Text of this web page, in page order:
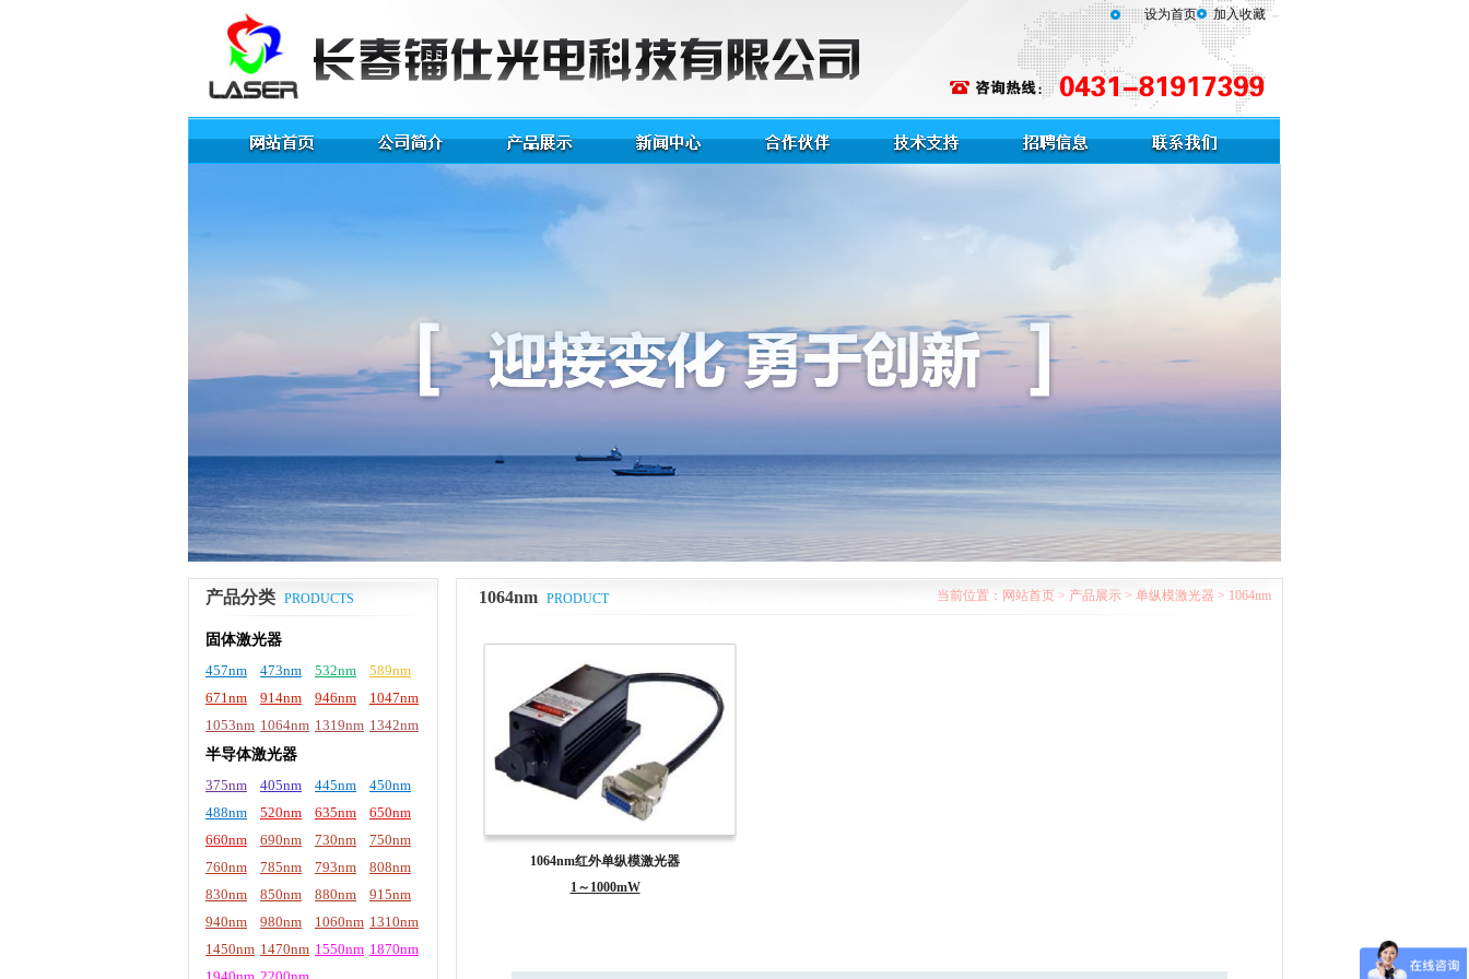
设为首页 加入收藏
产品分类 PRODUCTS
固体激光器
457nm
473nm 532nm
589nm
671nm
914nm 946nm
1047nm
1053nm 1064nm 1319nm 1342nm
半导体激光器
375nm
405nm 445nm
450nm
488nm
520nm 635nm
650nm
660nm
690nm 730nm
750nm
760nm
785nm 793nm
808nm
830nm
850nm 880nm
915nm
940nm
980nm 1060nm 1310nm
1450nm 1470nm 1550nm 1870nm
1064nm PRODUCT 当前位置： 网站首页 > 产品展示 > 单纵模激光器 > 1064nm
1064nm红外单纵模激光器
1～1000mW